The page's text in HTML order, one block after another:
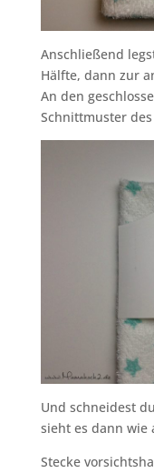
Anschließend
Hälfte, dann zur
An den
Schnittmuster
Und schneidest
sieht es dann wie
Stecke